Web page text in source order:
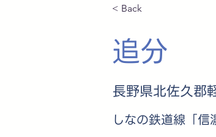
< Back
追分
長野県北佐久郡
しなの鉄道線「信